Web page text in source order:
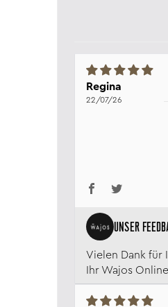
Regina
22/07/26
Vielen Dank für
Ihr Wajos